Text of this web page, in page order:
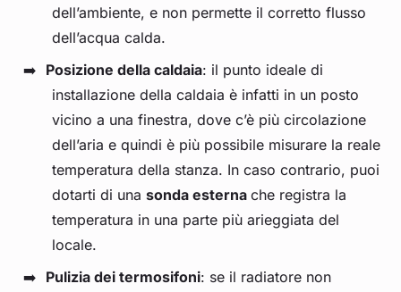
dell’ambiente, e non permette il corretto flusso
dell’acqua calda.
Posizione della caldaia: il punto ideale di
installazione della caldaia è infatti in un posto
vicino a una finestra, dove c’è più circolazione
dell’aria e quindi è più possibile misurare la reale
temperatura della stanza. In caso contrario, puoi
dotarti di unasonda esternache registra la
temperatura in una parte più arieggiata del
locale.
Pulizia dei termosifoni: se il radiatore non